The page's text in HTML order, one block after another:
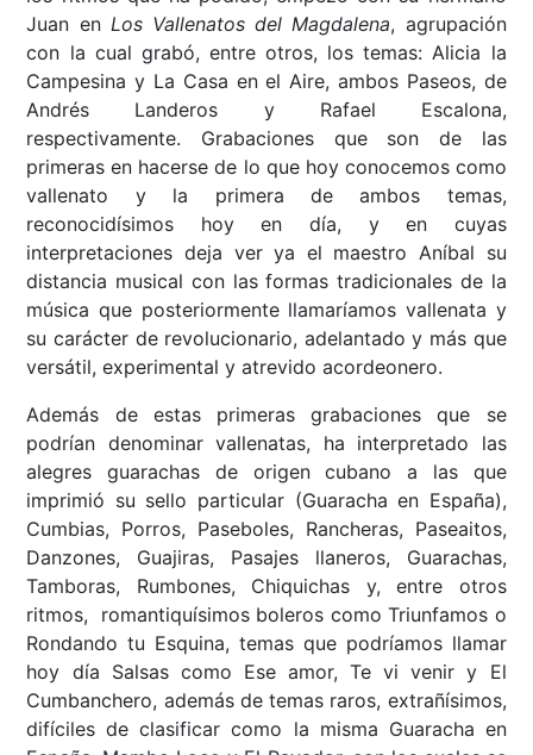
Juan en Los Vallenatos del Magdalena, agrupación
con la cual grabó, entre otros, los temas: Alicia la
Campesina y La Casa en el Aire, ambos Paseos, de
Andrés Landeros y Rafael Escalona,
respectivamente. Grabaciones que son de las
primeras en hacerse de lo que hoy conocemos como
vallenato y la primera de ambos temas,
reconocidísimos hoy en día, y en cuyas
interpretaciones deja ver ya el maestro Aníbal su
distancia musical con las formas tradicionales de la
música que posteriormente llamaríamos vallenata y
su carácter de revolucionario, adelantado y más que
versátil, experimental y atrevido acordeonero.
Además de estas primeras grabaciones que se
podrían denominar vallenatas, ha interpretado las
alegres guarachas de origen cubano a las que
imprimió su sello particular (Guaracha en España),
Cumbias, Porros, Paseboles, Rancheras, Paseaitos,
Danzones, Guajiras, Pasajes llaneros, Guarachas,
Tamboras, Rumbones, Chiquichas y, entre otros
ritmos, romantiquísimos boleros como Triunfamos o
Rondando tu Esquina, temas que podríamos llamar
hoy día Salsas como Ese amor, Te vi venir y El
Cumbanchero, además de temas raros, extrañísimos,
difíciles de clasificar como la misma Guaracha en